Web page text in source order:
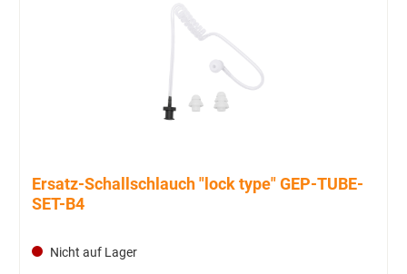
Ersatz-Schallschlauch "lock type" GEP-TUBE-
SET-B4
Nicht auf Lager